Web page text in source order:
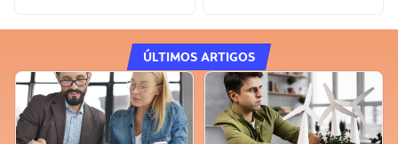
ÚLTIMOS ARTIGOS